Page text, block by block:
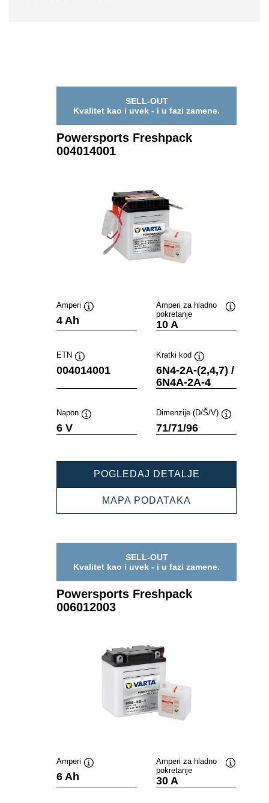
SELL-OUT
Kvalitet kao i uvek - i u fazi zamene.
Powersports Freshpack
004014001
Amperi
4 Ah
Amperi za hladno
pokretanje
10 A
ETN
Opis
004014001
Kratki kod
Opis
alata
6N4-2A-(2,4,7) /
6N4A-2A-4
Napon
alata
6 V
Dimenzije (D/Š/V)
alata
71/71/96
POGLEDAJ DETALJE
MAPA PODATAKA
SELL-OUT
Kvalitet kao i uvek - i u fazi zamene.
Powersports Freshpack
006012003
Amperi
6 Ah
Amperi za hladno
pokretanje
30 A